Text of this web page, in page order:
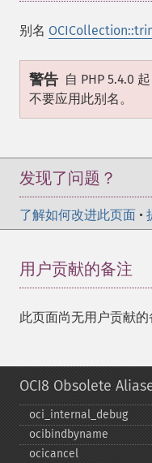
别名
警告 自 PHP 5.4.0
不要应用此别名。
发现了问题？
了解如何改进此页面 •
用户贡献的备注
此页面尚无用户贡献的
OCI8 Obsolete
oci_​internal_​debug
ocibindbyname
ocicancel